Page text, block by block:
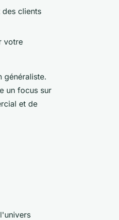
clients
votre
généraliste.
un focus sur
et de